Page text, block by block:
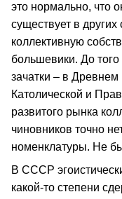
это нормально, что
существует в
коллективную
большевики. До
зачатки – в
Католической и
развитого рынка
чиновников точно
номенклатуры. Не
В СССР
какой-то степени